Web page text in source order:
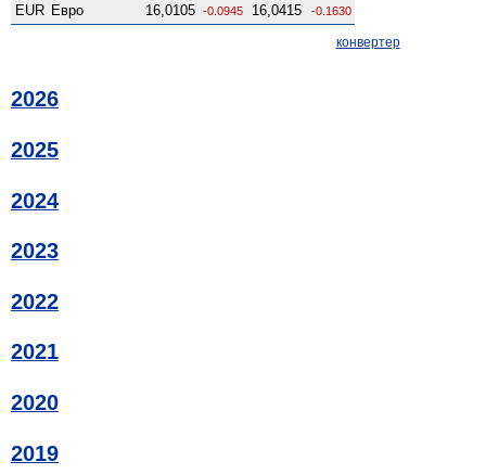
EUR Евро 16,0105 -0.0945 16,0415 -0.1630
конвертер
2026
2025
2024
2023
2022
2021
2020
2019